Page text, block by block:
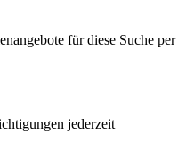
für diese Suche per
jederzeit